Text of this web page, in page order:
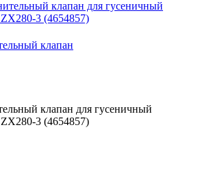
клапан
клапан для гусеничный
3 (4654857)